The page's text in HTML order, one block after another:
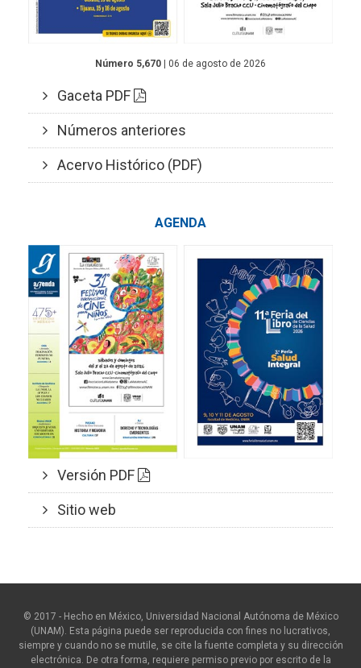
Número 5,670 | 06 de agosto de 2026
Gaceta PDF
Números anteriores
Acervo Histórico (PDF)
AGENDA
Versión PDF
Sitio web
© 2017 - Hecho en México, Universidad Nacional Autónoma de México
(UNAM). Esta página puede ser reproducida con fines no lucrativos,
siempre y cuando no se mutile, se cite la fuente completa y su dirección
electrónica. De otra forma, requiere permiso previo por escrito de la